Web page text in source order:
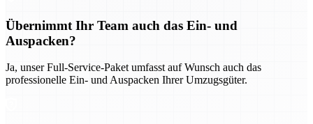
Übernimmt Ihr Team auch das Ein- und
Auspacken?
Ja, unser Full-Service-Paket umfasst auf Wunsch auch das
professionelle Ein- und Auspacken Ihrer Umzugsgüter.